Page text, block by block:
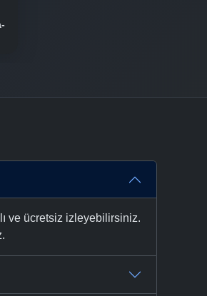
ve ücretsiz izleyebilirsiniz.